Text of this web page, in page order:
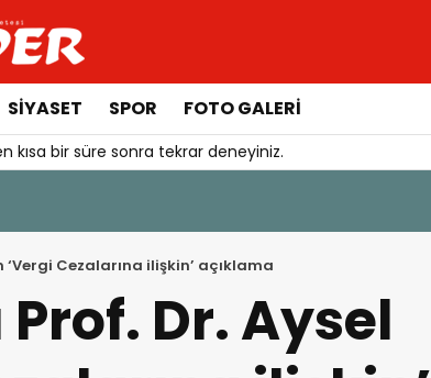
SİYASET SPOR FOTO GALERİ
kısa bir süre sonra tekrar deneyiniz.
‘Vergi Cezalarına ilişkin’ açıklama
Prof. Dr. Aysel